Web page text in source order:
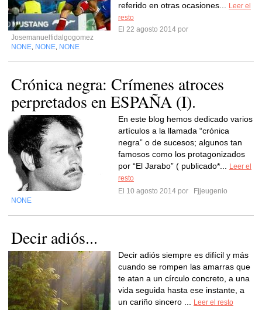
referido en otras ocasiones...
Leer el
resto
El 22 agosto 2014 por
Josemanuelfidalgogomez
NONE NONE NONE
Crónica negra: Crímenes atroces
perpretados en ESPAÑA (I).
En este blog hemos dedicado varios
artículos a la llamada “crónica
negra” o de sucesos; algunos tan
famosos como los protagonizados
por “El Jarabo” ( publicado*...
Leer el
resto
El 10 agosto 2014 por
Fjjeugenio
NONE
Decir adiós...
Decir adiós siempre es difícil y más
cuando se rompen las amarras que
te atan a un círculo concreto, a una
vida seguida hasta ese instante, a
un cariño sincero ...
Leer el resto